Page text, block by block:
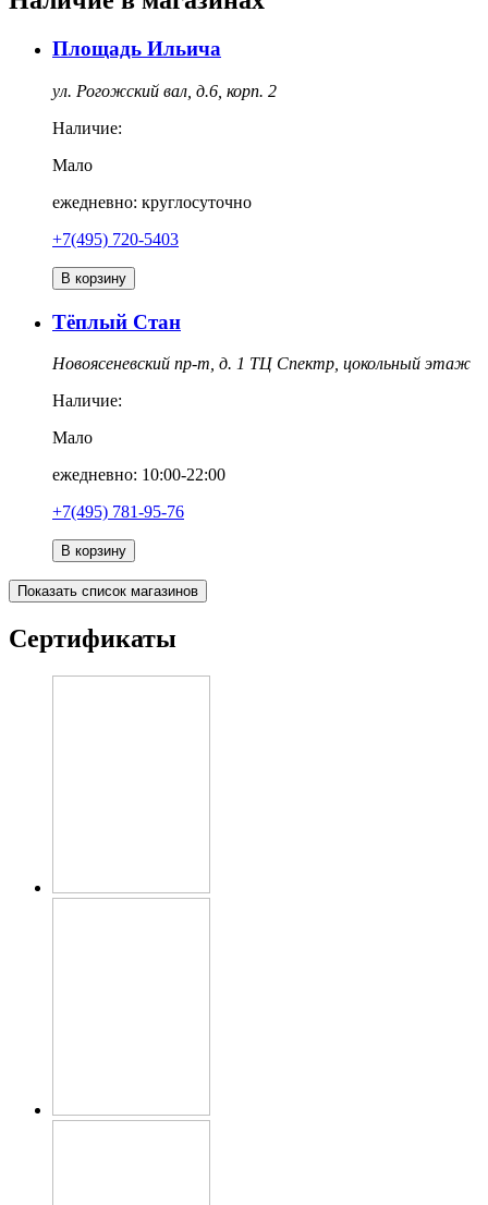
Площадь Ильича
ул. Рогожский вал, д.6, корп. 2
Наличие:
Мало
ежедневно: круглосуточно
+7(495) 720-5403
В корзину
Тёплый Стан
Новоясеневский пр-т, д. 1 ТЦ Спектр, цокольный этаж
Наличие:
Мало
ежедневно: 10:00-22:00
+7(495) 781-95-76
В корзину
Показать список магазинов
Сертификаты